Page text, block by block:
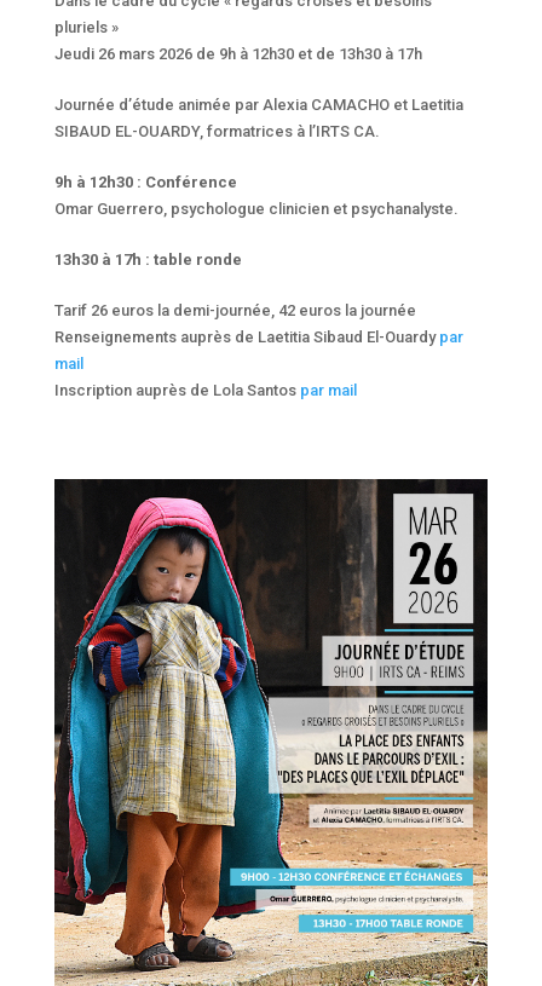
pluriels »
Jeudi 26 mars 2026 de 9h à 12h30 et de 13h30 à 17h
Journée d’étude animée par Alexia CAMACHO et Laetitia
SIBAUD EL-OUARDY, formatrices à l’IRTS CA.
9h à 12h30 : Conférence
Omar Guerrero, psychologue clinicien et psychanalyste.
13h30 à 17h : table ronde
Tarif 26 euros la demi-journée, 42 euros la journée
Renseignements auprès de Laetitia Sibaud El-Ouardy par
mail
Inscription auprès de Lola Santos par mail